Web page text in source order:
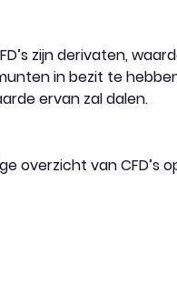
zijn derivaten,
in bezit te
ervan zal dalen.
overzicht van